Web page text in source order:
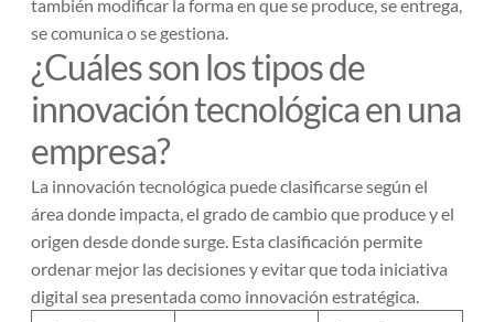
también modificar la forma en que se produce, se entrega,
se comunica o se gestiona.
¿Cuáles son los tipos de
innovación tecnológica en una
empresa?
La innovación tecnológica puede clasificarse según el
área donde impacta, el grado de cambio que produce y el
origen desde donde surge. Esta clasificación permite
ordenar mejor las decisiones y evitar que toda iniciativa
digital sea presentada como innovación estratégica.